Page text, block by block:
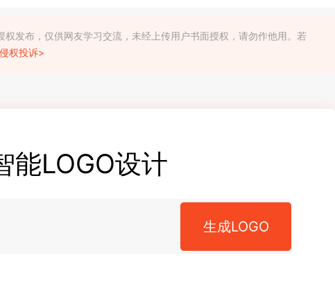
发布，仅供网友学习交流，未经上传用户书面授权，请勿作他用。若
侵权投诉>
能LOGO设计
生成LOGO